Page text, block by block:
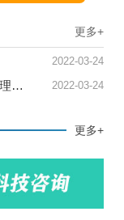
更多+
2022-03-24
山东大行家信息科技有限公司招聘总经理助理 2022-03-24
更多+